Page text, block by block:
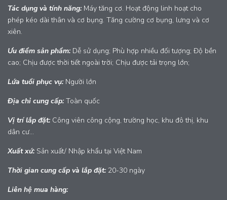
Tác dụng và tính năng: Máy tăng cơ. Hoạt động linh hoạt cho
phép kéo dài thân và cơ bụng. Tăng cường cơ bụng, lưng và cơ
xiên.
Ưu điểm sản phẩm:Dễ sử dụng; Phù hợp nhiều đối tượng; Độ bền
cao; Chịu được thời tiết ngoài trời; Chịu được tải trọng lớn;
Lứa tuổi phục vụ:Người lớn
Địa chỉ cung cấp:Toàn quốc
Vị trí lắp đặt:Công viên công cộng, trường học, khu đô thị, khu
dân cư...
Xuất xứ:Sản xuất/ Nhập khẩu tại Việt Nam
Thời gian cung cấp và lắp đặt: 20-30 ngày
Liên hệ mua hàng: